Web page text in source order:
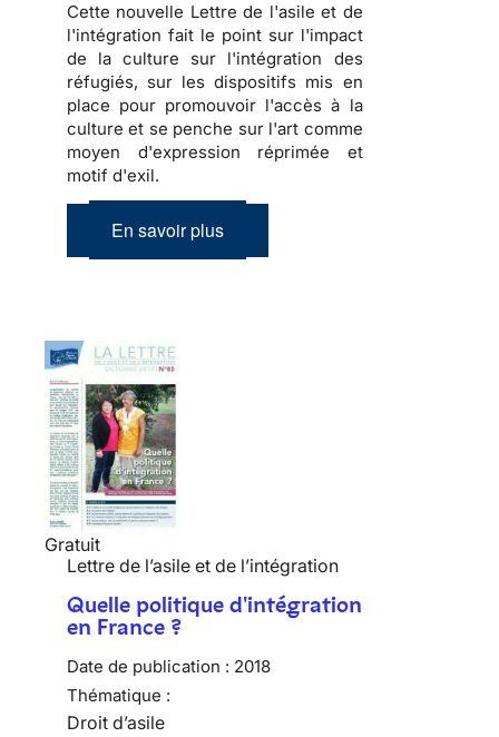
Cette nouvelle Lettre de l'asile et de
l'intégration fait le point sur l'impact
de la culture sur l'intégration des
réfugiés, sur les dispositifs mis en
place pour promouvoir l'accès à la
culture et se penche sur l'art comme
moyen d'expression réprimée et
motif d'exil.
En savoir plus
Gratuit
Lettre de l’asile et de l’intégration
Quelle politique d'intégration
en France ?
Date de publication : 2018
Thématique :
Droit d’asile